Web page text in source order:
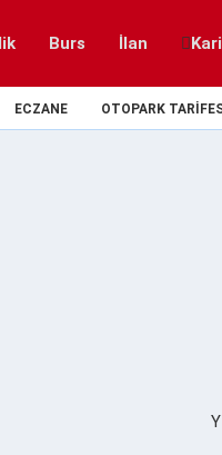
Burs İlan
ECZANE OTOPARK